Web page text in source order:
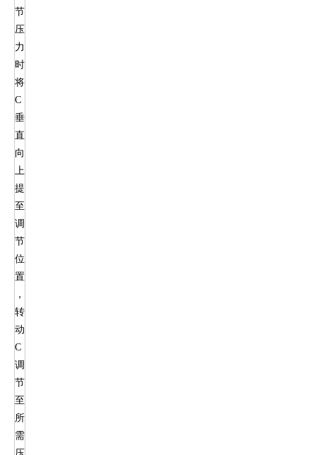
节
压
力
时
将
C
垂
直
向
上
提
至
调
节
位
置
，
转
动
C
调
节
至
所
需